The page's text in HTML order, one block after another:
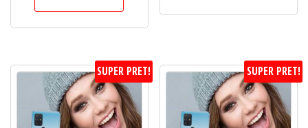
SUPER PRET! SUPER PRET!